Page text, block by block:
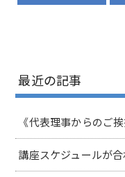
最近の記事
《代表理事からのご
講座スケジュールが